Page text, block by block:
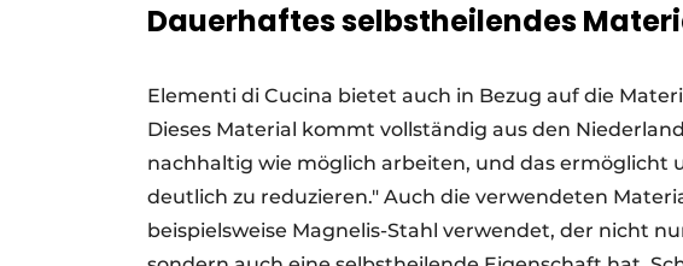
Dauerhaftes selbstheilendes
Elementi di Cucina bietet auch in Bezug auf die
Dieses Material kommt vollständig aus den
nachhaltig wie möglich arbeiten, und das ermöglicht
deutlich zu reduzieren." Auch die verwendeten
beispielsweise Magnelis-Stahl verwendet, der nicht